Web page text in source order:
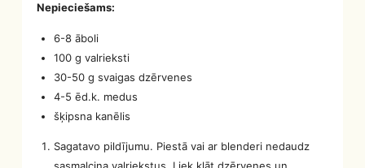
Nepieciešams:
6-8 āboli
100 g valrieksti
30-50 g svaigas dzērvenes
4-5 ēd.k. medus
šķipsna kanēlis
Sagatavo pildījumu. Piestā vai ar blenderi nedaudz